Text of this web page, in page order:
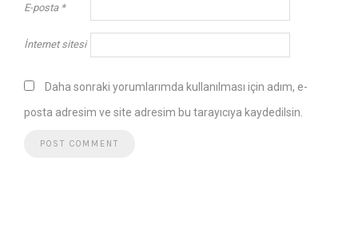
E-posta *
İnternet sitesi
Daha sonraki yorumlarımda kullanılması için adım, e-
posta adresim ve site adresim bu tarayıcıya kaydedilsin.